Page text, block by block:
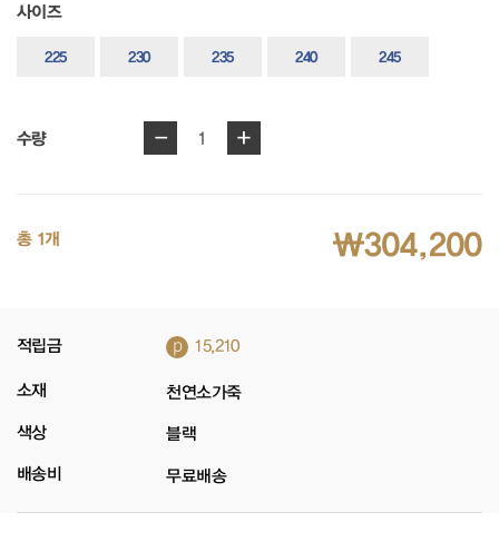
사이즈
225 230 235 240 245
수량 - 1 +
총 1개 ₩304,200
적립금 p 15,210
소재 천연소가죽
색상 블랙
배송비 무료배송